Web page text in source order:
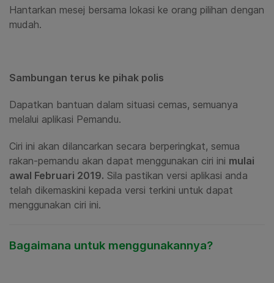
Hantarkan mesej bersama lokasi ke orang pilihan dengan
mudah.
Sambungan terus ke pihak polis
Dapatkan bantuan dalam situasi cemas, semuanya
melalui aplikasi Pemandu.
Ciri ini akan dilancarkan secara berperingkat, semua
rakan-pemandu akan dapat menggunakan ciri ini mulai
awal Februari 2019. Sila pastikan versi aplikasi anda
telah dikemaskini kepada versi terkini untuk dapat
menggunakan ciri ini.
Bagaimana untuk menggunakannya?